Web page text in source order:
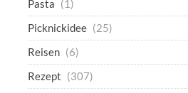
Pasta (1)
Picknickidee (25)
Reisen (6)
Rezept (307)